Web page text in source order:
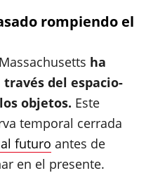
rompiendo el
ha
del espacio-
objetos. Este
temporal cerrada
futuro antes de
en el presente.